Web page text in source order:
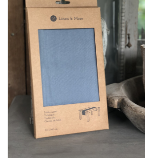
Alles zien
NIEUW!
Kleuren